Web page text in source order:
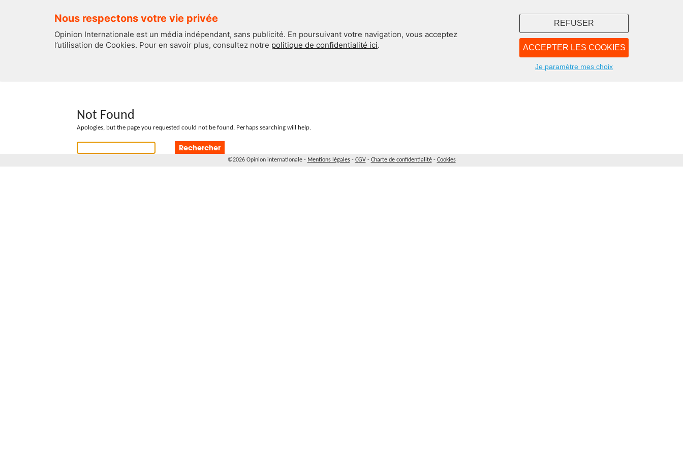
Nous respectons votre vie privée
Opinion Internationale est un média indépendant, sans publicité. En poursuivant votre navigation, vous acceptez
l’utilisation de Cookies. Pour en savoir plus, consultez notre politique de confidentialité ici. ACCEPTER LES COOKIES
REFUSER
Je paramètre mes choix
NOUS
Not Found
Apologies, but the page you requested could not be found. Perhaps searching will help.
Rechercher :
©2026 Opinion internationale - Mentions légales- CGV- Charte de confidentialité- Cookies